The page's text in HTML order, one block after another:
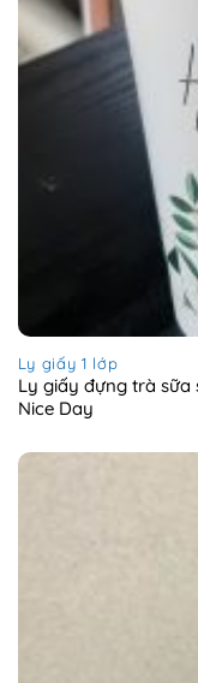
Ly giấy 1 lớp
Ly giấy đựng trà sữa
Nice Day